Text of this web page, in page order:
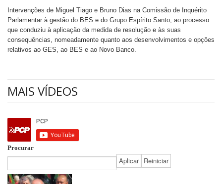
Intervenções de Miguel Tiago e Bruno Dias na Comissão de Inquérito
Parlamentar à gestão do BES e do Grupo Espírito Santo, ao processo
que conduziu à aplicação da medida de resolução e às suas
consequências, nomeadamente quanto aos desenvolvimentos e opções
relativos ao GES, ao BES e ao Novo Banco.
MAIS VÍDEOS
Procurar